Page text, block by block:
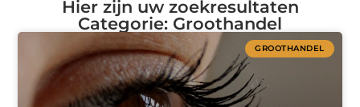
Hier zijn uw zoekresultaten
Categorie: Groothandel
GROOTHANDEL